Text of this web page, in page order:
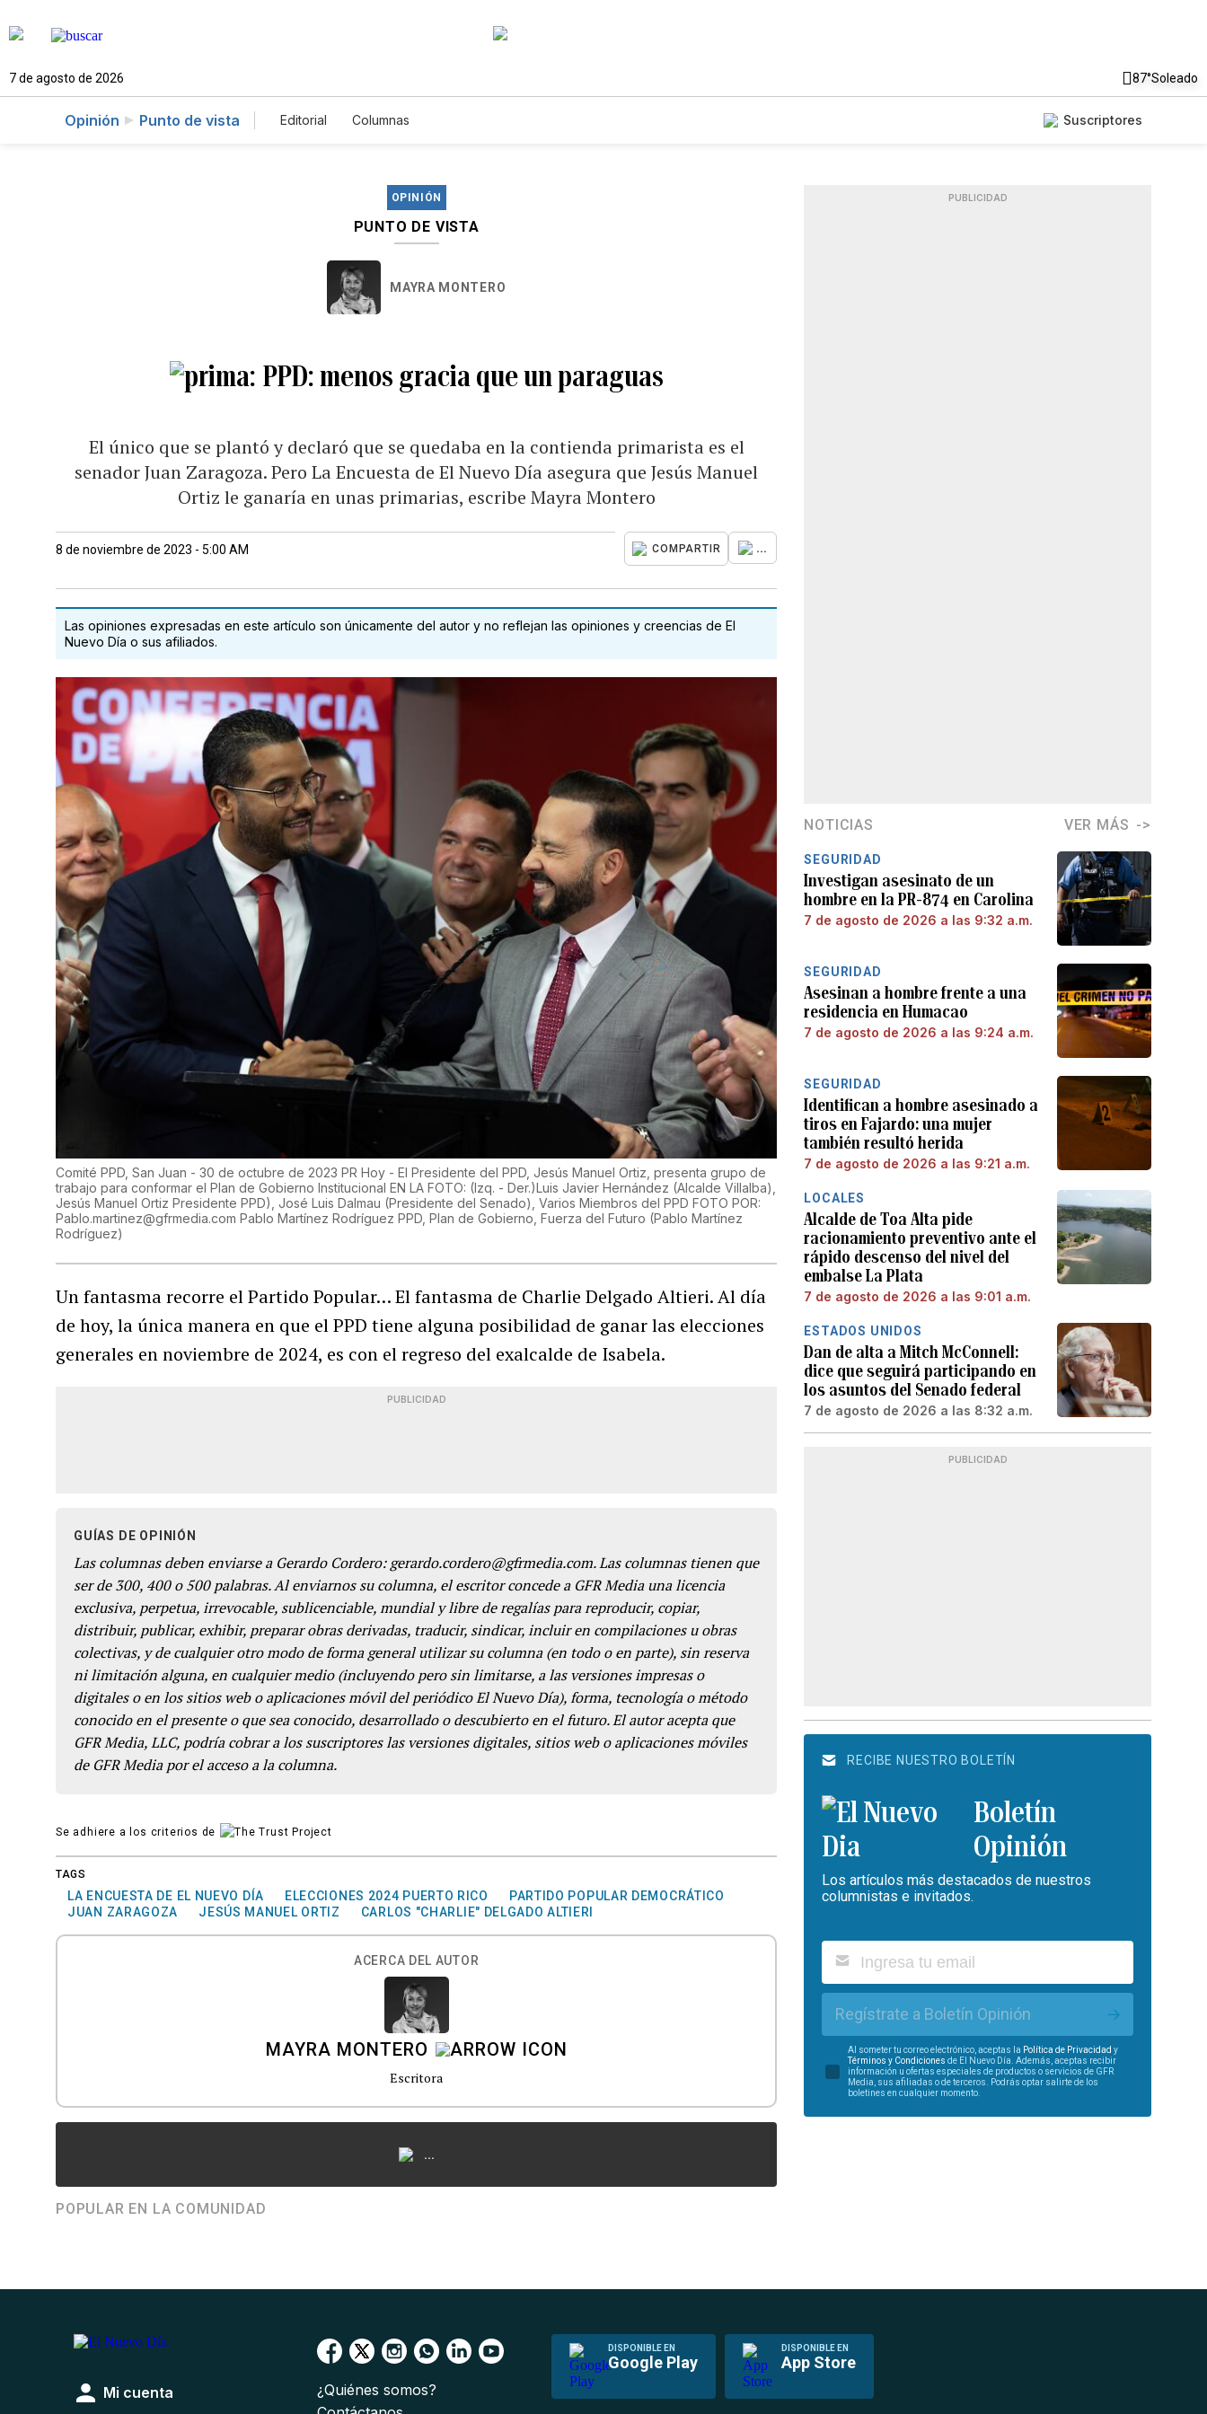
7 de agosto de 2026 87°Soleado
Opinión Punto de vista Editorial Columnas Suscriptores
OPINIÓN
PUNTO DE VISTA
MAYRA MONTERO
PPD: menos gracia que un paraguas
El único que se plantó y declaró que se quedaba en la contienda primarista es el
senador Juan Zaragoza. Pero La Encuesta de El Nuevo Día asegura que Jesús Manuel
Ortiz le ganaría en unas primarias, escribe Mayra Montero
8 de noviembre de 2023 - 5:00 AM COMPARTIR ...
Las opiniones expresadas en este artículo son únicamente del autor y no reflejan las opiniones y creencias de El
Nuevo Día o sus afiliados.
Comité PPD, San Juan - 30 de octubre de 2023 PR Hoy - El Presidente del PPD, Jesús Manuel Ortiz, presenta grupo de
trabajo para conformar el Plan de Gobierno Institucional EN LA FOTO: (Izq. - Der.)Luis Javier Hernández (Alcalde Villalba),
Jesús Manuel Ortiz Presidente PPD), José Luis Dalmau (Presidente del Senado), Varios Miembros del PPD FOTO POR:
Pablo.martinez@gfrmedia.com Pablo Martínez Rodríguez PPD, Plan de Gobierno, Fuerza del Futuro (Pablo Martínez
Rodríguez)
Un fantasma recorre el Partido Popular… El fantasma de Charlie Delgado Altieri. Al día
de hoy, la única manera en que el PPD tiene alguna posibilidad de ganar las elecciones
generales en noviembre de 2024, es con el regreso del exalcalde de Isabela.
PUBLICIDAD
GUÍAS DE OPINIÓN
Las columnas deben enviarse a Gerardo Cordero: gerardo.cordero@gfrmedia.com. Las columnas tienen que
ser de 300, 400 o 500 palabras. Al enviarnos su columna, el escritor concede a GFR Media una licencia
exclusiva, perpetua, irrevocable, sublicenciable, mundial y libre de regalías para reproducir, copiar,
distribuir, publicar, exhibir, preparar obras derivadas, traducir, sindicar, incluir en compilaciones u obras
colectivas, y de cualquier otro modo de forma general utilizar su columna (en todo o en parte), sin reserva
ni limitación alguna, en cualquier medio (incluyendo pero sin limitarse, a las versiones impresas o
digitales o en los sitios web o aplicaciones móvil del periódico El Nuevo Día), forma, tecnología o método
conocido en el presente o que sea conocido, desarrollado o descubierto en el futuro. El autor acepta que
GFR Media, LLC, podría cobrar a los suscriptores las versiones digitales, sitios web o aplicaciones móviles
de GFR Media por el acceso a la columna.
Se adhiere a los criterios de
TAGS
LA ENCUESTA DE EL NUEVO DÍA ELECCIONES 2024 PUERTO RICO
PARTIDO POPULAR DEMOCRÁTICO
JUAN ZARAGOZA
JESÚS MANUEL ORTIZ CARLOS "CHARLIE" DELGADO ALTIERI
ACERCA DEL AUTOR
MAYRA MONTERO
Escritora
...
POPULAR EN LA COMUNIDAD
PUBLICIDAD
NOTICIAS VER MÁS
SEGURIDAD
Investigan asesinato de un
hombre en la PR-874 en Carolina
7 de agosto de 2026 a las 9:32 a.m.
SEGURIDAD
Asesinan a hombre frente a una
residencia en Humacao
7 de agosto de 2026 a las 9:24 a.m.
SEGURIDAD
Identifican a hombre asesinado a
tiros en Fajardo: una mujer
también resultó herida
7 de agosto de 2026 a las 9:21 a.m.
LOCALES
Alcalde de Toa Alta pide
racionamiento preventivo ante el
rápido descenso del nivel del
embalse La Plata
7 de agosto de 2026 a las 9:01 a.m.
ESTADOS UNIDOS
Dan de alta a Mitch McConnell:
dice que seguirá participando en
los asuntos del Senado federal
7 de agosto de 2026 a las 8:32 a.m.
PUBLICIDAD
RECIBE NUESTRO BOLETÍN
Boletín
Opinión
Los artículos más destacados de nuestros
columnistas e invitados.
Regístrate a Boletín Opinión
Al someter tu correo electrónico, aceptas la Política de Privacidad y
Términos y Condiciones de El Nuevo Día. Además, aceptas recibir
información u ofertas especiales de productos o servicios de GFR
Media, sus afiliadas o de terceros. Podrás optar salirte de los
boletines en cualquier momento.
DISPONIBLE EN
Google Play
DISPONIBLE EN
App Store
Mi cuenta
¿Quiénes somos?